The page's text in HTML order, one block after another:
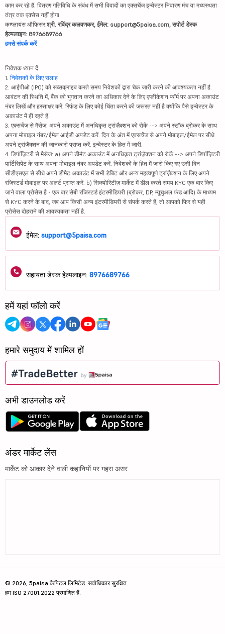
काम कर रहे हैं. वितरण गतिविधि के संबंध में सभी विवादों का एक्सचेंज इन्वेस्टर निवारण मंच या मध्यस्थता
तंत्र तक एक्सेस नहीं होगा.
कम्प्लायंस ऑफिसर:श्री. रविंद्र कलवणकर, ईमेल: support@5paisa.com, सपोर्ट डेस्क
हेल्पलाइन: 8976689766
हमसे संपर्क करें
निवेशक ध्यान दें
1. निवेशकों के लिए सलाह
2. आईपीओ (IPO) को सब्सक्राइब करते समय निवेशकों द्वारा चेक जारी करने की आवश्यकता नहीं है.
आवंटन की स्थिति में, बैंक को भुगतान करने का अधिकार देने के लिए एप्लीकेशन फॉर्म पर अपना अकाउंट
नंबर लिखें और हस्ताक्षर करें. रिफंड के लिए कोई चिंता करने की जरूरत नहीं है क्योंकि पैसे इन्वेस्टर के
अकाउंट में ही रहते हैं.
3. एक्सचेंज से मैसेज: अपने अकाउंट में अनधिकृत ट्रांज़ैक्शन को रोकें --> अपने स्टॉक ब्रोकर के साथ
अपना मोबाइल नंबर/ईमेल आईडी अपडेट करें. दिन के अंत में एक्सचेंज से अपने मोबाइल/ईमेल पर सीधे
अपने ट्रांज़ैक्शन की जानकारी प्राप्त करें. इन्वेस्टर के हित में जारी.
4. डिपॉज़िटरी से मैसेज: a) अपने डीमैट अकाउंट में अनधिकृत ट्रांज़ैक्शन को रोकें --> अपने डिपॉज़िटरी
पार्टिसिपेंट के साथ अपना मोबाइल नंबर अपडेट करें. निवेशकों के हित में जारी किए गए उसी दिन
सीडीएसएल से सीधे अपने डीमैट अकाउंट में सभी डेबिट और अन्य महत्वपूर्ण ट्रांज़ैक्शन के लिए अपने
रजिस्टर्ड मोबाइल पर अलर्ट प्राप्त करें. b) सिक्योरिटीज़ मार्केट में डील करते समय KYC एक बार किए
जाने वाला प्रोसेस है - एक बार सेबी रजिस्टर्ड इंटरमीडियरी (ब्रोकर, DP, म्यूचुअल फंड आदि) के माध्यम
से KYC करने के बाद, जब आप किसी अन्य इंटरमीडियरी से संपर्क करते हैं, तो आपको फिर से यही
प्रोसेस दोहराने की आवश्यकता नहीं है.
ईमेल: support@5paisa.com
सहायता डेस्क हेल्पलाइन: 8976689766
हमें यहां फॉलो करें
हमारे समुदाय में शामिल हों
अभी डाउनलोड करें
अंडर मार्केट लेंस
मार्केट को आकार देने वाली कहानियों पर गहरा असर
© 2026, 5paisa कैपिटल लिमिटेड. सर्वाधिकार सुरक्षित.
हम ISO 27001:2022 प्रमाणित हैं.